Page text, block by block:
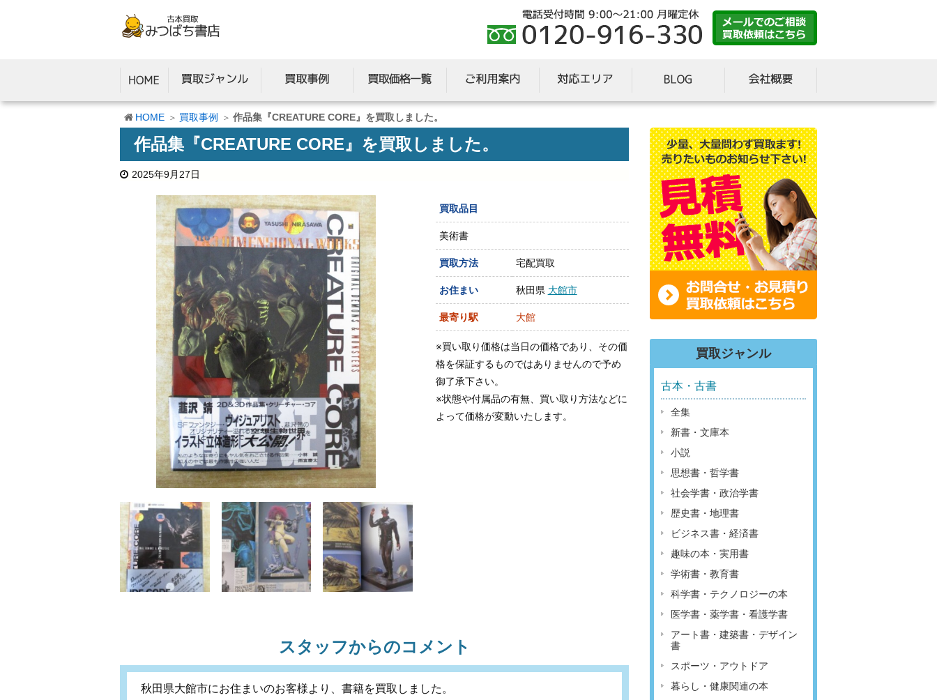
HOME 買取事例 作品集『CREATURE CORE』を買取しました。
作品集『CREATURE CORE』を買取しました。
2025年9月27日
買取品目
美術書
買取方法 宅配買取
お住まい 秋田県 大館市
最寄り駅 大館
※買い取り価格は当日の価格であり、その価
格を保証するものではありませんので予め
御了承下さい。
※状態や付属品の有無、買い取り方法などに
よって価格が変動いたします。
スタッフからのコメント
秋田県大館市にお住まいのお客様より、書籍を買取しました。
買取ジャンル
古本・古書
全集
新書・文庫本
小説
思想書・哲学書
社会学書・政治学書
歴史書・地理書
ビジネス書・経済書
趣味の本・実用書
学術書・教育書
科学書・テクノロジーの本
医学書・薬学書・看護学書
アート書・建築書・デザイン
書
スポーツ・アウトドア
暮らし・健康関連の本